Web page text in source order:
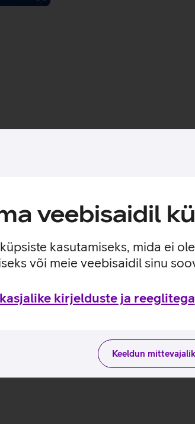
veebisaidil
kasutamiseks, mida ei
või meie veebisaidil sinu
kirjelduste ja reeglitega
Keeldun